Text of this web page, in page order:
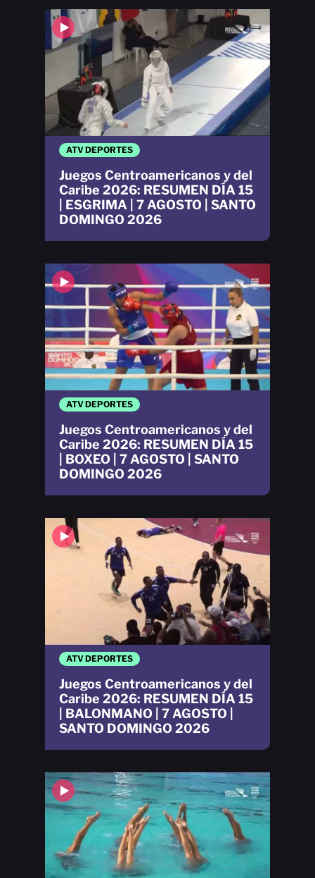
ATV DEPORTES
Juegos Centroamericanos y del
Caribe 2026: RESUMEN DÍA 15
| BOXEO | 7 AGOSTO | SANTO
DOMINGO 2026
ATV DEPORTES
Juegos Centroamericanos y del
Caribe 2026: RESUMEN DÍA 15
| ESGRIMA | 7 AGOSTO | SANTO
DOMINGO 2026
ATV DEPORTES
Juegos Centroamericanos y del
Caribe 2026: RESUMEN DÍA 15
| BALONMANO | 7 AGOSTO |
SANTO DOMINGO 2026